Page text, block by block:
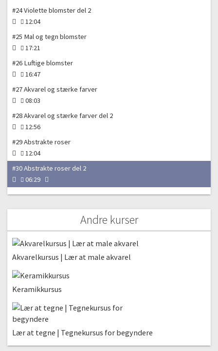
#24 Violette blomster del 2
12:04
#25 Mal og tegn blomster
17:21
#26 Luftige blomster
16:47
#27 Akvarel og stærke farver
08:03
#28 Akvarel og stærke farver del 2
12:56
#29 Abstrakte roser
12:04
#30 Abstrakte roser del 2
06:29
Andre kurser
Akvarelkursus | Lær at male akvarel
Keramikkursus
Lær at tegne | Tegnekursus for begyndere